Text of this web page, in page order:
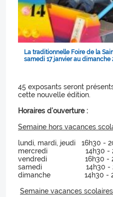
La traditionnelle Foire de la
samedi 17 janvier au dimanche
45 exposants seront
cette nouvelle édition.
Horaires d’ouverture :
Semaine hors vacances
lundi, mardi, jeudi 16h30 -
mercredi 14h30 -
vendredi 16h30 -
samedi 14h30 -
dimanche 14h30 -
Semaine vacances